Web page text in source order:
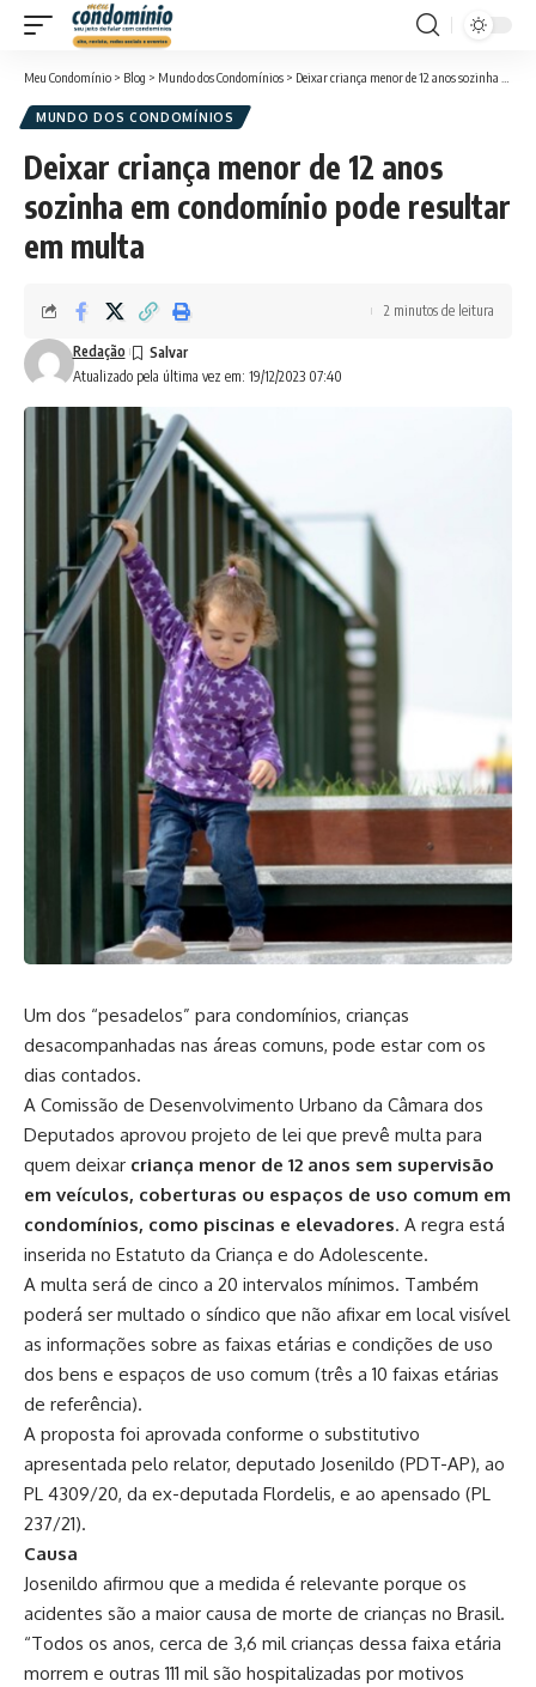
Meu Condomínio > Blog > Mundo dos Condomínios > Deixar criança menor de 12 anos sozinha em condomínio pode resultar em multa
MUNDO DOS CONDOMÍNIOS
Deixar criança menor de 12 anos
sozinha em condomínio pode resultar
em multa
Atualizado pela última vez em: 19/12/2023 07:40
Redação
2 minutos de leitura
Um dos “pesadelos” para condomínios, crianças
desacompanhadas nas áreas comuns, pode estar com os
dias contados.
A Comissão de Desenvolvimento Urbano da Câmara dos
Deputados aprovou projeto de lei que prevê multa para
quem deixar criança menor de 12 anos sem supervisão
em veículos, coberturas ou espaços de uso comum em
condomínios, como piscinas e elevadores. A regra está
inserida no Estatuto da Criança e do Adolescente.
A multa será de cinco a 20 intervalos mínimos. Também
poderá ser multado o síndico que não afixar em local visível
as informações sobre as faixas etárias e condições de uso
dos bens e espaços de uso comum (três a 10 faixas etárias
de referência).
A proposta foi aprovada conforme o substitutivo
apresentada pelo relator, deputado Josenildo (PDT-AP), ao
PL 4309/20, da ex-deputada Flordelis, e ao apensado (PL
237/21).
Causa
Josenildo afirmou que a medida é relevante porque os
acidentes são a maior causa de morte de crianças no Brasil.
“Todos os anos, cerca de 3,6 mil crianças dessa faixa etária
morrem e outras 111 mil são hospitalizadas por motivos